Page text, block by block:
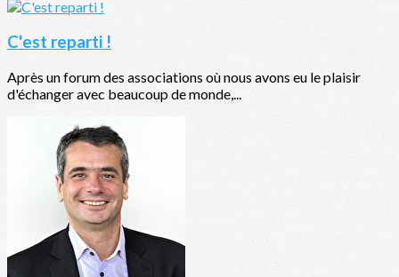
C'est reparti !
Après un forum des associations où nous avons eu le plaisir
d'échanger avec beaucoup de monde,...